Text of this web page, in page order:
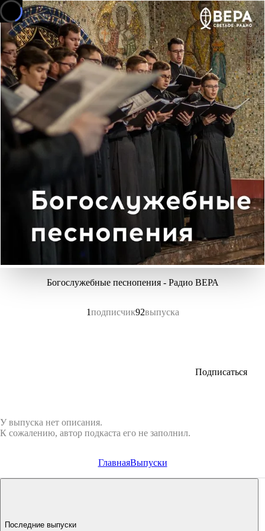
Богослужебные песнопения - Радио ВЕРА
1подписчик92выпуска
Подписаться
У выпуска нет описания.
К сожалению, автор подкаста его не заполнил.
ГлавнаяВыпуски
Последние выпуски